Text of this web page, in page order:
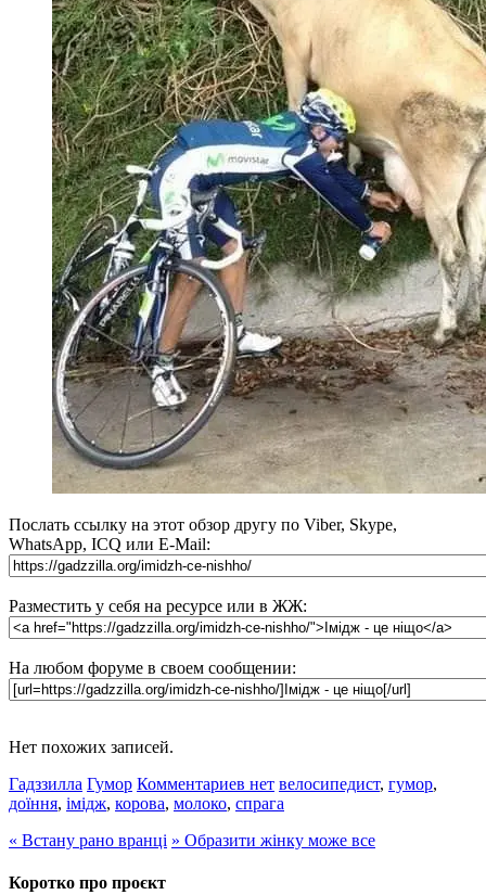
Послать ссылку на этот обзор другу по Viber, Skype,
WhatsApp, ICQ или E-Mail:
Разместить у себя на ресурсе или в ЖЖ:
На любом форуме в своем сообщении:
Нет похожих записей.
Гадззилла Гумор Комментариев нет велосипедист, гумор,
доїння, імідж, корова, молоко, спрага
« Встану рано вранці » Образити жінку може все
Коротко про проєкт